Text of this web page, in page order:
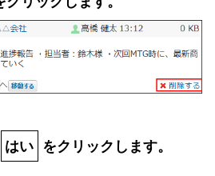
はい をクリックします。